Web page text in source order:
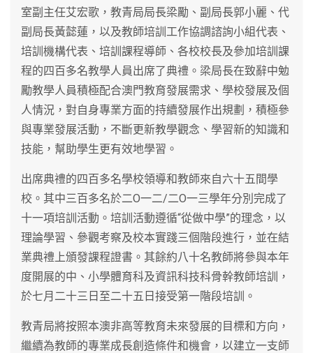
室副主任艾宏歌，教青局局長梁勵、副局長郭小麗、代
副局長黃懿蓮，以及教師培訓工作協調諮詢小組代表、
培訓機構代表、培訓課程導師、各校校長及參加培訓課
程的四百多名教學人員出席了典禮。梁局長在致辭中勉
勵教學人員積極配合澳門教育發展需求、學校發展及個
人情況，對自身專業方面的持續發展作出規劃，積極參
與專業發展活動，不斷更新教學觀念、學習新的知識和
技能，幫助學生更有效地學習。
出席典禮的四百多名學校領導和教師來自六十五間學
校。其中三百多名於二O一二/二O一三學年分別完成了
十一項培訓活動。培訓活動遵循“從做中學”的理念，以
理論學習、參觀考察及校本實踐三個階段進行，並在結
業典禮上頒發課程證書。其餘約八十名教師將參與本年
度開展的中、小學體育科及資訊科技科骨幹教師培訓，
於七月二十三日至二十五日接受第一階段培訓。
教青局將按照本澳非高等教育未來發展的目標和方向，
繼續為教師的專業成長創造條件和機會，以建立一支師